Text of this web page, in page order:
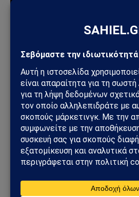
Έφυγε από τη ζωή η Μαίρη
λαϊκού τραγουδιού
22/07/2026